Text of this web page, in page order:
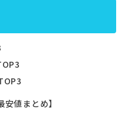
値まとめ】